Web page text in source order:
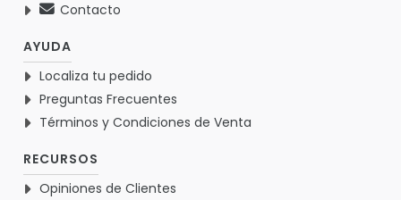
Contacto
AYUDA
Localiza tu pedido
Preguntas Frecuentes
Términos y Condiciones de Venta
RECURSOS
Opiniones de Clientes